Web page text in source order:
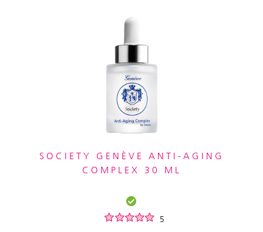
SOCIETY GENÈVE ANTI-AGING
COMPLEX 30 ML
5